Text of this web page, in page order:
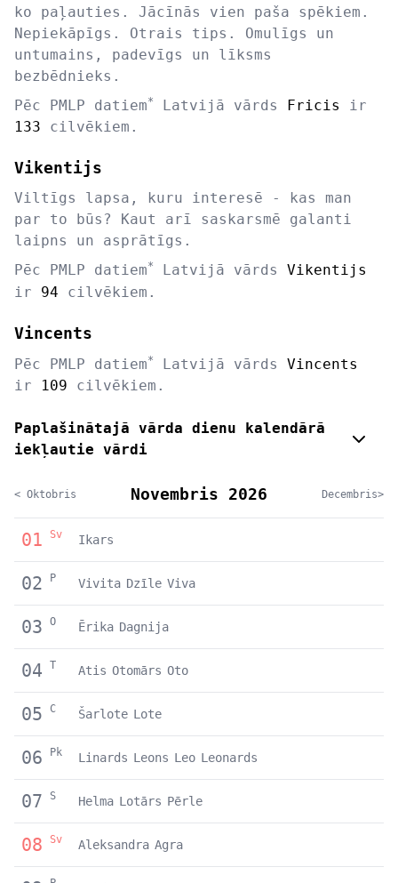
ko paļauties. Jācīnās vien paša spēkiem.
Nepiekāpīgs. Otrais tips. Omulīgs un
untumains, padevīgs un līksms
bezbēdnieks.
Pēc PMLP datiem* Latvijā vārds Fricis
ir
133 cilvēkiem.
Vikentijs
Viltīgs lapsa, kuru interesē - kas man
par to būs? Kaut arī saskarsmē galanti
laipns un asprātīgs.
Pēc PMLP datiem* Latvijā vārds Vikentijs
ir 94 cilvēkiem.
Vincents
Pēc PMLP datiem* Latvijā vārds Vincents
ir
109 cilvēkiem.
Paplašinātajā vārda dienu kalendārā
iekļautie vārdi
< Oktobris Novembris 2026 Decembris>
01 Sv Ikars
02 P Vivita Dzīle Viva
03 O Ērika Dagnija
04 T Atis Otomārs Oto
05 C Šarlote Lote
06 Pk Linards Leons Leo Leonards
07 S Helma Lotārs Pērle
08 Sv Aleksandra Agra